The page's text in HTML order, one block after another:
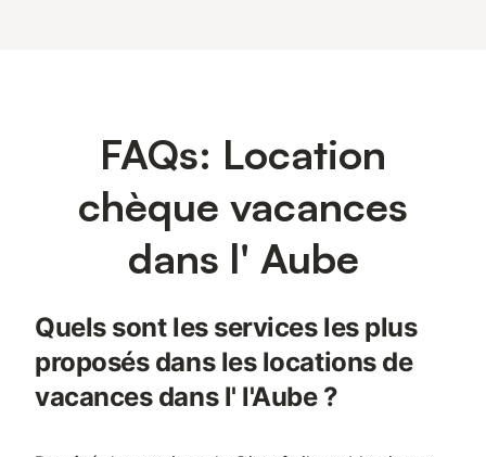
FAQs: Location
chèque vacances
dans l' Aube
Quels sont les services les plus
proposés dans les locations de
vacances dans l' l'Aube ?